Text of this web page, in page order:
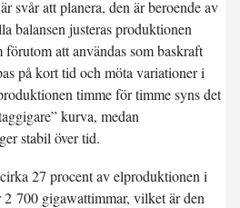
svår att planera, den är beroende av
balansen justeras produktionen
att användas som baskraft
på kort tid och möta variationer i
timme för timme syns det
kurva, medan
stabil över tid.
27 procent av elproduktionen i
700 gigawattimmar, vilket är den